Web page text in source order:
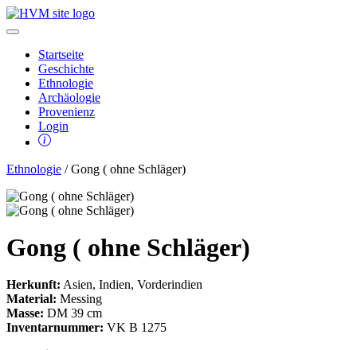
Startseite
Geschichte
Ethnologie
Archäologie
Provenienz
Login
Ethnologie / Gong ( ohne Schläger)
Gong ( ohne Schläger)
Herkunft: Asien, Indien, Vorderindien
Material: Messing
Masse: DM 39 cm
Inventarnummer: VK B 1275